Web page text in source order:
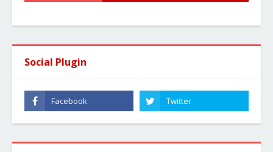
Social Plugin